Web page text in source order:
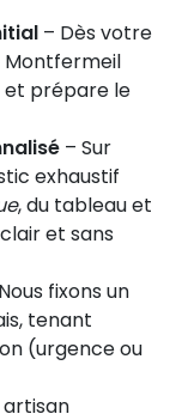
– Dès votre
Montfermeil
et prépare le
– Sur
exhaustif
, du tableau et
et sans
fixons un
tenant
(urgence ou